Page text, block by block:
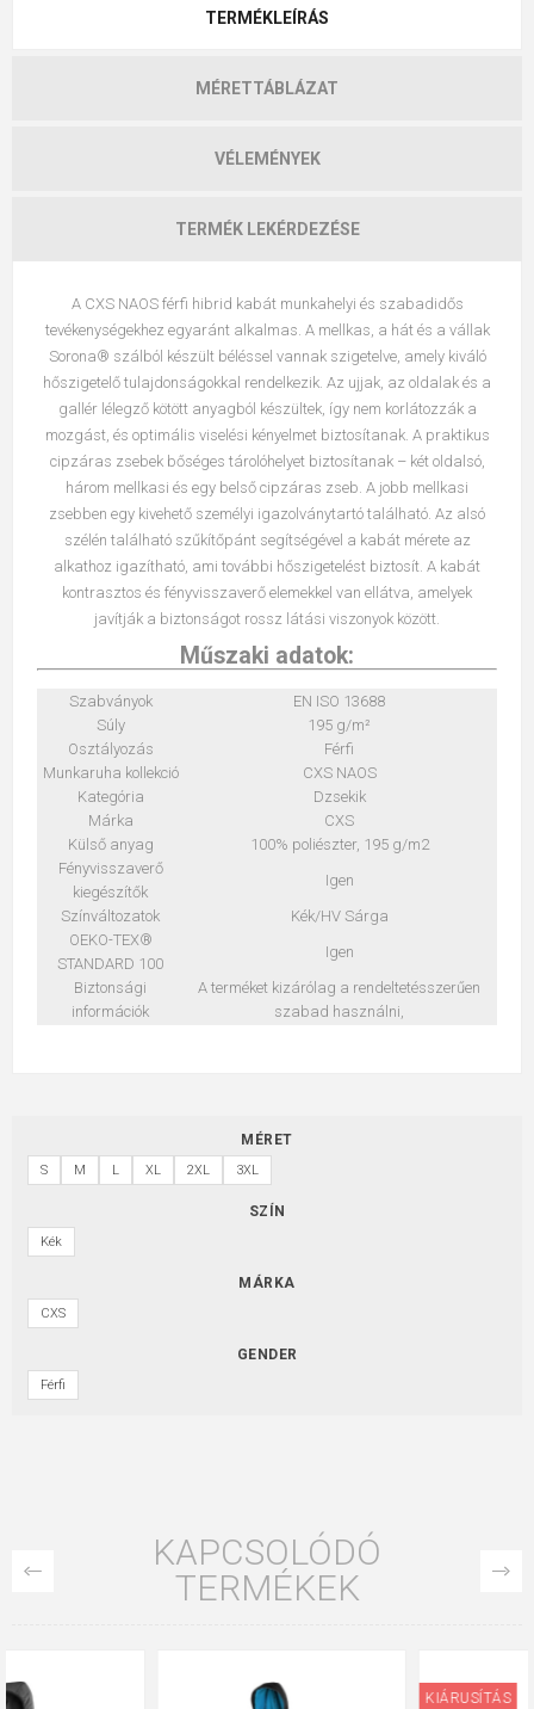
TERMÉKLEÍRÁS
MÉRETTÁBLÁZAT
VÉLEMÉNYEK
TERMÉK LEKÉRDEZÉSE
A CXS NAOS férfi hibrid kabát munkahelyi és szabadidős
tevékenységekhez egyaránt alkalmas. A mellkas, a hát és a vállak
Sorona® szálból készült béléssel vannak szigetelve, amely kiváló
hőszigetelő tulajdonságokkal rendelkezik. Az ujjak, az oldalak és a
gallér lélegző kötött anyagból készültek, így nem korlátozzák a
mozgást, és optimális viselési kényelmet biztosítanak. A praktikus
cipzáras zsebek bőséges tárolóhelyet biztosítanak – két oldalsó,
három mellkasi és egy belső cipzáras zseb. A jobb mellkasi
zsebben egy kivehető személyi igazolványtartó található. Az alsó
szélén található szűkítőpánt segítségével a kabát mérete az
alkathoz igazítható, ami további hőszigetelést biztosít. A kabát
kontrasztos és fényvisszaverő elemekkel van ellátva, amelyek
javítják a biztonságot rossz látási viszonyok között.
Műszaki adatok:
Szabványok
EN ISO 13688
Súly
195 g/m²
Osztályozás
Férfi
Munkaruha kollekció
CXS NAOS
Kategória
Dzsekik
Márka
CXS
Külső anyag
100% poliészter, 195 g/m2
Fényvisszaverő
kiegészítők
Igen
Színváltozatok
Kék/HV Sárga
OEKO-TEX®
STANDARD 100
Igen
Biztonsági
információk
A terméket kizárólag a rendeltetésszerűen
szabad használni,
MÉRET
S M L XL 2XL 3XL
SZÍN
Kék
MÁRKA
CXS
GENDER
Férfi
KAPCSOLÓDÓ
TERMÉKEK
KIÁRUSÍTÁS KIÁRUSÍTÁS